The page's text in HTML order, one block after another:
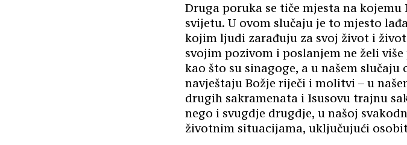
Druga poruka se tiče mjesta na
svijetu. U ovom slučaju je to mjesto
kojim ljudi zarađuju za svoj život i
svojim pozivom i poslanjem ne želi
kao što su sinagoge, a u našem
navještaju Božje riječi i molitvi – u
drugih sakramenata i Isusovu trajnu
nego i svugdje drugdje, u našoj
životnim situacijama, uključujući